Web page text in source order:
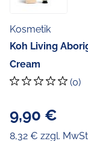
Kosmetik
Koh Living
Cream
(0)
9,90 €
8,32 € zzgl.